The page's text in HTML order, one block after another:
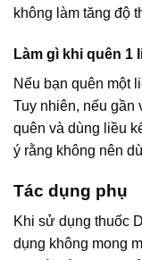
không làm tăng độ
Làm gì khi quên 1
Nếu bạn quên một
Tuy nhiên, nếu gần
quên và dùng liều
ý rằng không nên
Tác dụng phụ
Khi sử dụng thuốc
dụng không mong